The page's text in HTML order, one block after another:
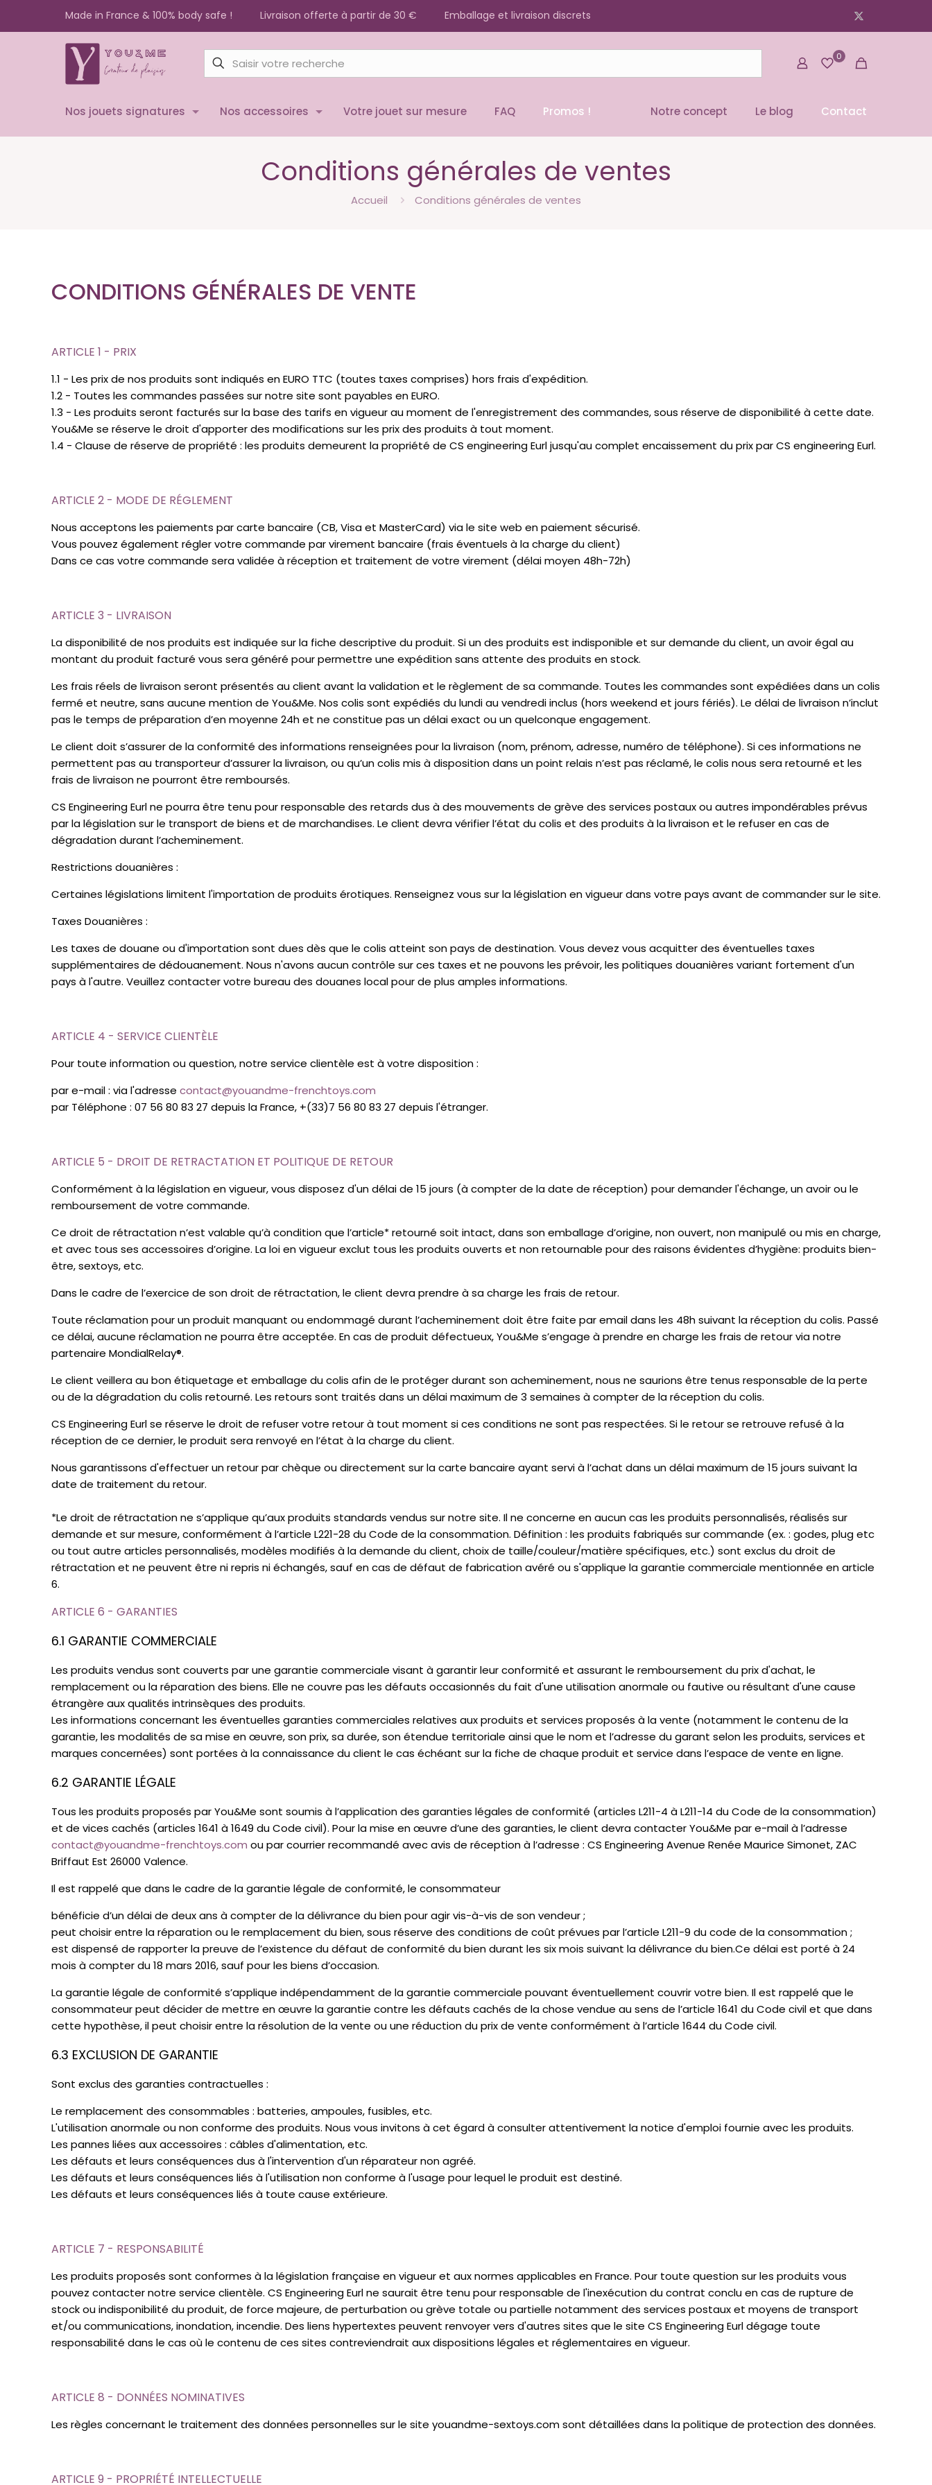
Made in France & 100% body safe ! Livraison offerte à partir de 30 € Emballage et livraison discrets
0
Nos jouets signatures Nos accessoires Votre jouet sur mesure FAQ Promos ! Notre concept Le blog Contact
Conditions générales de ventes
Accueil Conditions générales de ventes
CONDITIONS GÉNÉRALES DE VENTE
ARTICLE 1 - PRIX
1.1 - Les prix de nos produits sont indiqués en EURO TTC (toutes taxes comprises) hors frais d'expédition.
1.2 - Toutes les commandes passées sur notre site sont payables en EURO.
1.3 - Les produits seront facturés sur la base des tarifs en vigueur au moment de l'enregistrement des commandes, sous réserve de disponibilité à cette date.
You&Me se réserve le droit d'apporter des modifications sur les prix des produits à tout moment.
1.4 - Clause de réserve de propriété : les produits demeurent la propriété de CS engineering Eurl jusqu'au complet encaissement du prix par CS engineering Eurl.
ARTICLE 2 - MODE DE RÉGLEMENT
Nous acceptons les paiements par carte bancaire (CB, Visa et MasterCard) via le site web en paiement sécurisé.
Vous pouvez également régler votre commande par virement bancaire (frais éventuels à la charge du client)
Dans ce cas votre commande sera validée à réception et traitement de votre virement (délai moyen 48h-72h)
ARTICLE 3 - LIVRAISON
La disponibilité de nos produits est indiquée sur la fiche descriptive du produit. Si un des produits est indisponible et sur demande du client, un avoir égal au
montant du produit facturé vous sera généré pour permettre une expédition sans attente des produits en stock.
Les frais réels de livraison seront présentés au client avant la validation et le règlement de sa commande. Toutes les commandes sont expédiées dans un colis
fermé et neutre, sans aucune mention de You&Me. Nos colis sont expédiés du lundi au vendredi inclus (hors weekend et jours fériés). Le délai de livraison n’inclut
pas le temps de préparation d’en moyenne 24h et ne constitue pas un délai exact ou un quelconque engagement.
Le client doit s’assurer de la conformité des informations renseignées pour la livraison (nom, prénom, adresse, numéro de téléphone). Si ces informations ne
permettent pas au transporteur d’assurer la livraison, ou qu’un colis mis à disposition dans un point relais n’est pas réclamé, le colis nous sera retourné et les
frais de livraison ne pourront être remboursés.
CS Engineering Eurl ne pourra être tenu pour responsable des retards dus à des mouvements de grève des services postaux ou autres impondérables prévus
par la législation sur le transport de biens et de marchandises. Le client devra vérifier l’état du colis et des produits à la livraison et le refuser en cas de
dégradation durant l’acheminement.
Restrictions douanières :
Certaines législations limitent l'importation de produits érotiques. Renseignez vous sur la législation en vigueur dans votre pays avant de commander sur le site.
Taxes Douanières :
Les taxes de douane ou d'importation sont dues dès que le colis atteint son pays de destination. Vous devez vous acquitter des éventuelles taxes
supplémentaires de dédouanement. Nous n'avons aucun contrôle sur ces taxes et ne pouvons les prévoir, les politiques douanières variant fortement d'un
pays à l'autre. Veuillez contacter votre bureau des douanes local pour de plus amples informations.
ARTICLE 4 - SERVICE CLIENTÈLE
Pour toute information ou question, notre service clientèle est à votre disposition :
par e-mail : via l'adresse contact@youandme-frenchtoys.com
par Téléphone : 07 56 80 83 27 depuis la France, +(33)7 56 80 83 27 depuis l'étranger.
ARTICLE 5 - DROIT DE RETRACTATION ET POLITIQUE DE RETOUR
Conformément à la législation en vigueur, vous disposez d'un délai de 15 jours (à compter de la date de réception) pour demander l'échange, un avoir ou le
remboursement de votre commande.
Ce droit de rétractation n’est valable qu’à condition que l’article* retourné soit intact, dans son emballage d’origine, non ouvert, non manipulé ou mis en charge,
et avec tous ses accessoires d’origine. La loi en vigueur exclut tous les produits ouverts et non retournable pour des raisons évidentes d’hygiène: produits bien-
être, sextoys, etc.
Dans le cadre de l’exercice de son droit de rétractation, le client devra prendre à sa charge les frais de retour.
Toute réclamation pour un produit manquant ou endommagé durant l’acheminement doit être faite par email dans les 48h suivant la réception du colis. Passé
ce délai, aucune réclamation ne pourra être acceptée. En cas de produit défectueux, You&Me s’engage à prendre en charge les frais de retour via notre
partenaire MondialRelay®.
Le client veillera au bon étiquetage et emballage du colis afin de le protéger durant son acheminement, nous ne saurions être tenus responsable de la perte
ou de la dégradation du colis retourné. Les retours sont traités dans un délai maximum de 3 semaines à compter de la réception du colis.
CS Engineering Eurl se réserve le droit de refuser votre retour à tout moment si ces conditions ne sont pas respectées. Si le retour se retrouve refusé à la
réception de ce dernier, le produit sera renvoyé en l’état à la charge du client.
Nous garantissons d'effectuer un retour par chèque ou directement sur la carte bancaire ayant servi à l’achat dans un délai maximum de 15 jours suivant la
date de traitement du retour.
*Le droit de rétractation ne s’applique qu’aux produits standards vendus sur notre site. Il ne concerne en aucun cas les produits personnalisés, réalisés sur
demande et sur mesure, conformément à l’article L221-28 du Code de la consommation. Définition : les produits fabriqués sur commande (ex. : godes, plug etc
ou tout autre articles personnalisés, modèles modifiés à la demande du client, choix de taille/couleur/matière spécifiques, etc.) sont exclus du droit de
rétractation et ne peuvent être ni repris ni échangés, sauf en cas de défaut de fabrication avéré ou s'applique la garantie commerciale mentionnée en article
6.
ARTICLE 6 - GARANTIES
6.1 GARANTIE COMMERCIALE
Les produits vendus sont couverts par une garantie commerciale visant à garantir leur conformité et assurant le remboursement du prix d'achat, le
remplacement ou la réparation des biens. Elle ne couvre pas les défauts occasionnés du fait d'une utilisation anormale ou fautive ou résultant d'une cause
étrangère aux qualités intrinsèques des produits.
Les informations concernant les éventuelles garanties commerciales relatives aux produits et services proposés à la vente (notamment le contenu de la
garantie, les modalités de sa mise en œuvre, son prix, sa durée, son étendue territoriale ainsi que le nom et l’adresse du garant selon les produits, services et
marques concernées) sont portées à la connaissance du client le cas échéant sur la fiche de chaque produit et service dans l’espace de vente en ligne.
6.2 GARANTIE LÉGALE
Tous les produits proposés par You&Me sont soumis à l’application des garanties légales de conformité (articles L211-4 à L211-14 du Code de la consommation)
et de vices cachés (articles 1641 à 1649 du Code civil). Pour la mise en œuvre d’une des garanties, le client devra contacter You&Me par e-mail à l’adresse
contact@youandme-frenchtoys.com ou par courrier recommandé avec avis de réception à l’adresse : CS Engineering Avenue Renée Maurice Simonet, ZAC
Briffaut Est 26000 Valence.
Il est rappelé que dans le cadre de la garantie légale de conformité, le consommateur
bénéficie d’un délai de deux ans à compter de la délivrance du bien pour agir vis-à-vis de son vendeur ;
peut choisir entre la réparation ou le remplacement du bien, sous réserve des conditions de coût prévues par l’article L211-9 du code de la consommation ;
est dispensé de rapporter la preuve de l’existence du défaut de conformité du bien durant les six mois suivant la délivrance du bien.Ce délai est porté à 24
mois à compter du 18 mars 2016, sauf pour les biens d’occasion.
La garantie légale de conformité s’applique indépendamment de la garantie commerciale pouvant éventuellement couvrir votre bien. Il est rappelé que le
consommateur peut décider de mettre en œuvre la garantie contre les défauts cachés de la chose vendue au sens de l’article 1641 du Code civil et que dans
cette hypothèse, il peut choisir entre la résolution de la vente ou une réduction du prix de vente conformément à l’article 1644 du Code civil.
6.3 EXCLUSION DE GARANTIE
Sont exclus des garanties contractuelles :
Le remplacement des consommables : batteries, ampoules, fusibles, etc.
L'utilisation anormale ou non conforme des produits. Nous vous invitons à cet égard à consulter attentivement la notice d'emploi fournie avec les produits.
Les pannes liées aux accessoires : câbles d'alimentation, etc.
Les défauts et leurs conséquences dus à l'intervention d'un réparateur non agréé.
Les défauts et leurs conséquences liés à l'utilisation non conforme à l'usage pour lequel le produit est destiné.
Les défauts et leurs conséquences liés à toute cause extérieure.
ARTICLE 7 - RESPONSABILITÉ
Les produits proposés sont conformes à la législation française en vigueur et aux normes applicables en France. Pour toute question sur les produits vous
pouvez contacter notre service clientèle. CS Engineering Eurl ne saurait être tenu pour responsable de l'inexécution du contrat conclu en cas de rupture de
stock ou indisponibilité du produit, de force majeure, de perturbation ou grève totale ou partielle notamment des services postaux et moyens de transport
et/ou communications, inondation, incendie. Des liens hypertextes peuvent renvoyer vers d'autres sites que le site CS Engineering Eurl dégage toute
responsabilité dans le cas où le contenu de ces sites contreviendrait aux dispositions légales et réglementaires en vigueur.
ARTICLE 8 - DONNÉES NOMINATIVES
Les règles concernant le traitement des données personnelles sur le site youandme-sextoys.com sont détaillées dans la politique de protection des données.
ARTICLE 9 - PROPRIÉTÉ INTELLECTUELLE